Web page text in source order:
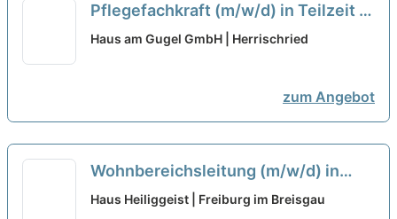
Pflegefachkraft (m/w/d) in Teilzeit -
endlich Wertschätzung die Du
Haus am Gugel GmbH | Herrischried
zum Angebot
Wohnbereichsleitung (m/w/d) in
Teilzeit - Wir suchen Zuwachs in
Haus Heiliggeist | Freiburg im Breisgau